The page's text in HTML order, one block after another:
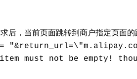
后，当前页面跳转到商户指定页面
must not be empty!